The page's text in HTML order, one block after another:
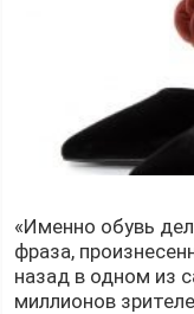
«Именно обувь
фраза,
назад в одном из
миллионов